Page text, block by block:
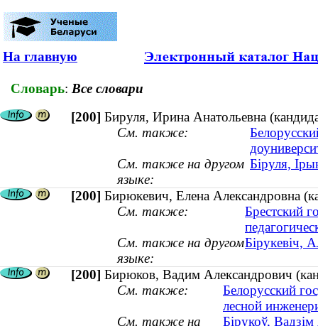
На главную
Словарь: Все словари
[200] Бируля, Ирина Анатольевна
См. также:
См. также на другом
языке:
Біруля,
[200] Бирюкевич, Елена Александровна
См. также:
Брестский
См. также на другом
языке:
Бірукевіч,
[200] Бирюков, Вадим Александрович
См. также:
Белорусский
лесной
См. также на
Бірукоў,